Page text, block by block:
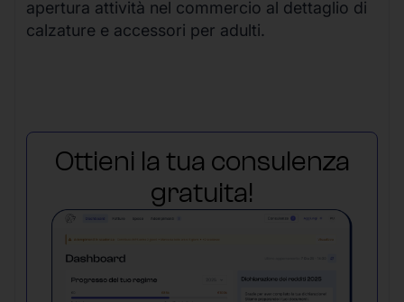
apertura attività nel commercio al dettaglio di
calzature e accessori per adulti.
Ottieni la tua consulenza
gratuita!